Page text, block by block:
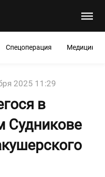
Спецоперация Медицина
2025 11:29
в
Судникове